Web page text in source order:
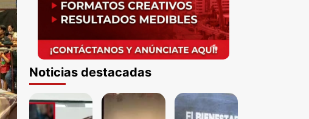
Noticias destacadas